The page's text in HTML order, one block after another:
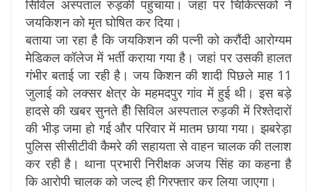
सिविल अस्पताल रुड़की पहुंचाया। जहां पर चिकित्सको ने
जयकिशन को मृत घोषित कर दिया।
बताया जा रहा है कि जयकिशन की पत्नी को करौंदी आरोग्यम
मेडिकल कॉलेज में भर्ती कराया गया है। जहां पर उसकी हालत
गंभीर बताई जा रही है। जय किशन की शादी पिछले माह 11
जुलाई को लक्सर क्षेत्र के महमदपुर गांव में हुई थी। इस बड़े
हादसे की खबर सुनते हैी सिविल अस्पताल रुड़की में रिश्तेदारों
की भीड़ जमा हो गई और परिवार में मातम छाया गया। झबरेड़ा
पुलिस सीसीटीवी कैमरे की सहायता से वाहन चालक की तलाश
कर रही है। थाना प्रभारी निरीक्षक अजय सिंह का कहना है
कि आरोपी चालक को जल्द ही गिरफ्तार कर लिया जाएगा।